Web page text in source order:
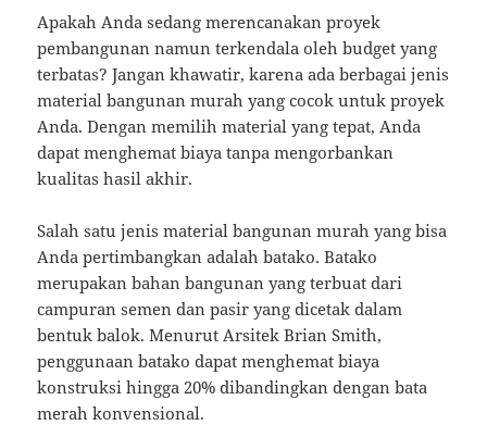
Apakah Anda sedang merencanakan proyek
pembangunan namun terkendala oleh budget yang
terbatas? Jangan khawatir, karena ada berbagai jenis
material bangunan murah yang cocok untuk proyek
Anda. Dengan memilih material yang tepat, Anda
dapat menghemat biaya tanpa mengorbankan
kualitas hasil akhir.
Salah satu jenis material bangunan murah yang bisa
Anda pertimbangkan adalah batako. Batako
merupakan bahan bangunan yang terbuat dari
campuran semen dan pasir yang dicetak dalam
bentuk balok. Menurut Arsitek Brian Smith,
penggunaan batako dapat menghemat biaya
konstruksi hingga 20% dibandingkan dengan bata
merah konvensional.